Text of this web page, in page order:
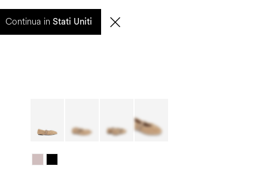
Continua in Stati Uniti